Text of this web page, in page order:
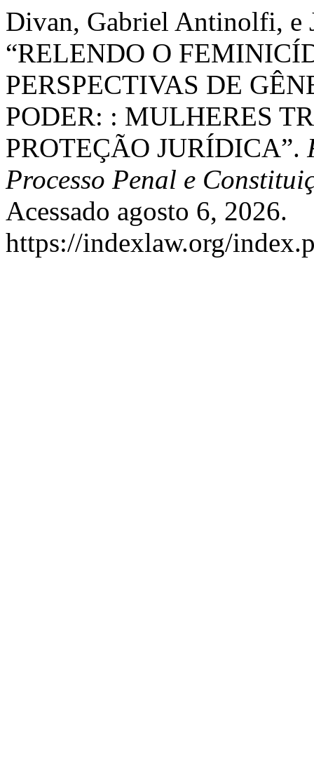
Divan, Gabriel Antinolfi, e
“RELENDO O
PERSPECTIVAS DE
PODER: : MULHERES
PROTEÇÃO JURÍDICA”.
Processo Penal e
Acessado agosto 6, 2026.
https://indexlaw.org/